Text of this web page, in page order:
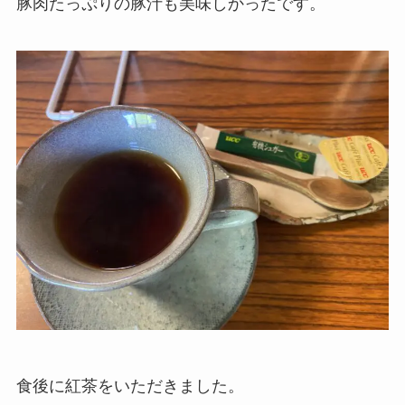
食後に紅茶をいただきました。